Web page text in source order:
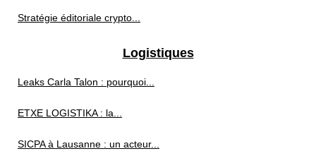
Stratégie éditoriale crypto...
Logistiques
Leaks Carla Talon : pourquoi...
ETXE LOGISTIKA : la...
SICPA à Lausanne : un acteur...